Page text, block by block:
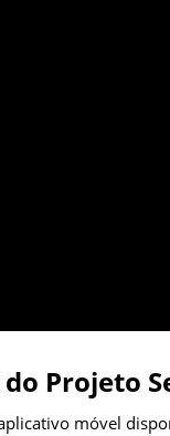
do Projeto
móvel